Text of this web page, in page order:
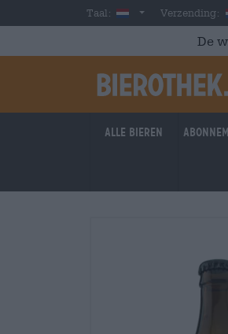
Skip to main content
Taal: DutchVerzending:
De
Alle bieren